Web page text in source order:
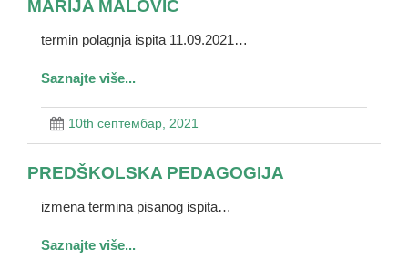
MARIJA MALOVIĆ
termin polagnja ispita 11.09.2021…
Saznajte više...
10th септембар, 2021
PREDŠKOLSKA PEDAGOGIJA
izmena termina pisanog ispita…
Saznajte više...